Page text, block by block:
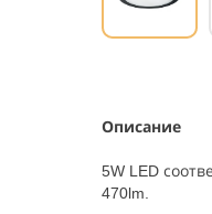
Описание
5W LED
470lm.